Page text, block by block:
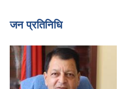
जन प्रतिनिधि